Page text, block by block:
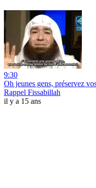
9:30
Oh jeunes gens, préservez
Rappel Fissabillah
il y a 15 ans